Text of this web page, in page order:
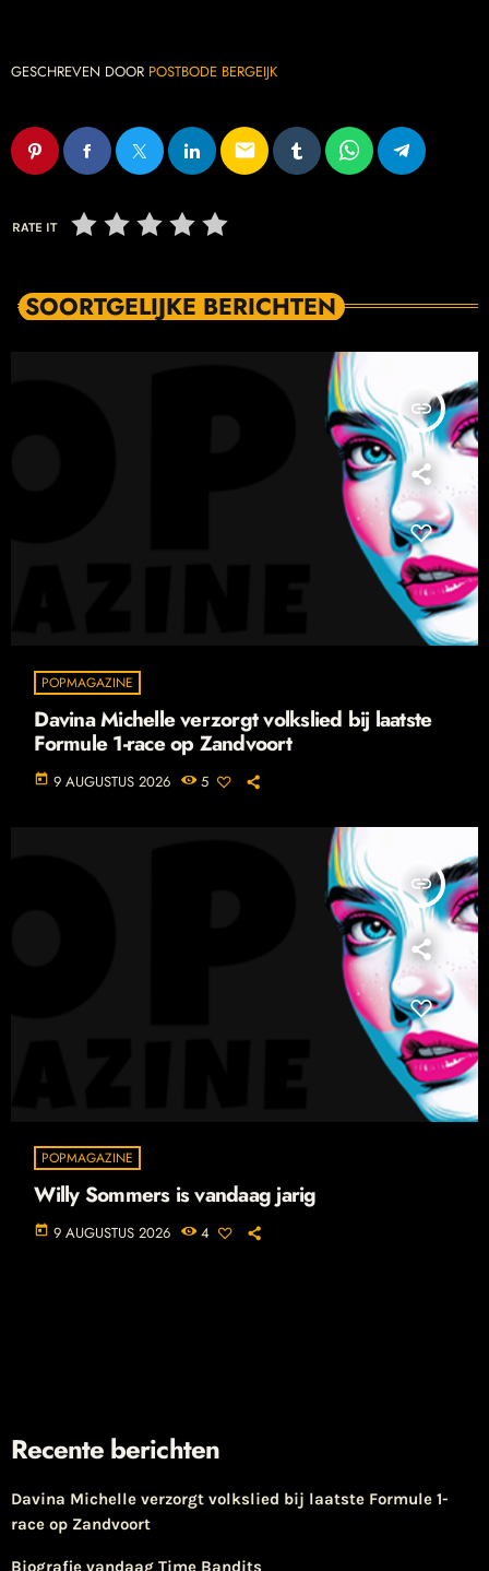
GESCHREVEN DOOR POSTBODE BERGEIJK
email
RATE IT
SOORTGELIJKE BERICHTEN
insert_link
POPMAGAZINE
Davina Michelle verzorgt volkslied bij laatste
Formule 1-race op Zandvoort
today 9 AUGUSTUS 2026 5
insert_link
POPMAGAZINE
Willy Sommers is vandaag jarig
today 9 AUGUSTUS 2026 4
Recente berichten
Davina Michelle verzorgt volkslied bij laatste Formule 1-
race op Zandvoort